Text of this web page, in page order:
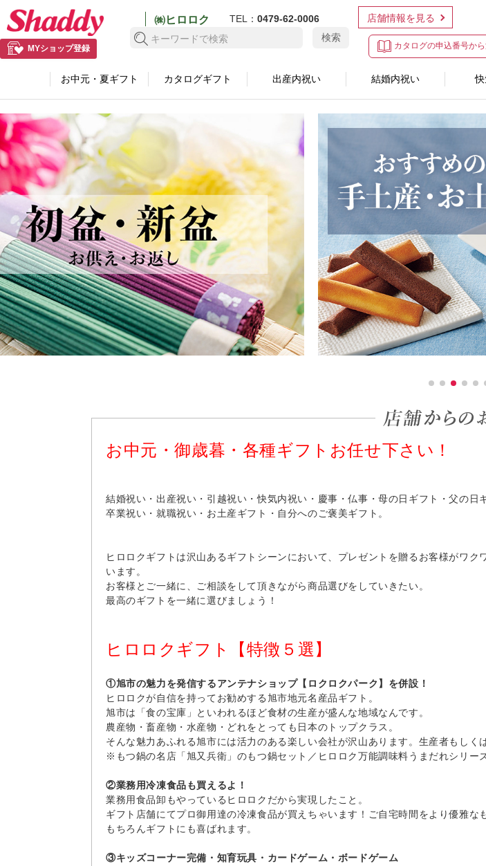
㈱ヒロロク TEL： 0479-62-0006 店舗情報を見る
カタログの申込番号か
検索する 検索
MYショップ登録
お中元・夏ギフト カタログギフト 出産内祝い 結婚内祝い
お中元・御歳暮・各種ギフトお任せ下さい！
結婚祝い・出産祝い・引越祝い・快気内祝い・慶事・仏事・母の日ギフト・父の
卒業祝い・就職祝い・お土産ギフト・自分へのご褒美ギフト。
ヒロロクギフトは沢山あるギフトシーンにおいて、プレゼントを贈るお客様がワ
います。
お客様とご一緒に、ご相談をして頂きながら商品選びをしていきたい。
最高のギフトを一緒に選びましょう！
ヒロロクギフト【特徴５選】
①旭市の魅力を発信するアンテナショップ【ロクロクパーク】を併設！
ヒロロクが自信を持ってお勧めする旭市地元名産品ギフト。
旭市は「食の宝庫」といわれるほど食材の生産が盛んな地域なんです。
農産物・畜産物・水産物・どれをとっても日本のトップクラス。
そんな魅力あふれる旭市には活力のある楽しい会社が沢山あります。生産者もしく
※もつ鍋の名店「旭又兵衛」のもつ鍋セット／ヒロロク万能調味料うまだれシリー
②業務用冷凍食品も買えるよ！
業務用食品卸もやっているヒロロクだから実現したこと。
ギフト店舗にてプロ御用達の冷凍食品が買えちゃいます！ご自宅時間をより優雅な
もちろんギフトにも喜ばれます。
③キッズコーナー完備・知育玩具・カードゲーム・ボードゲーム